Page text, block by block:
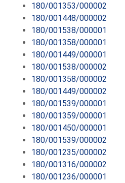
180/001353/000002
180/001448/000002
180/001538/000001
180/001358/000001
180/001449/000001
180/001538/000002
180/001358/000002
180/001449/000002
180/001539/000001
180/001359/000001
180/001450/000001
180/001539/000002
180/001235/000002
180/001316/000002
180/001236/000001